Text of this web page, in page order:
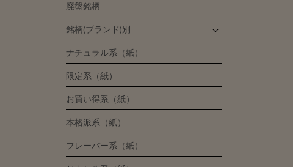
廃盤銘柄
銘柄(ブランド)別
ナチュラル系（紙）
限定系（紙）
お買い得系（紙）
本格派系（紙）
フレーバー系（紙）